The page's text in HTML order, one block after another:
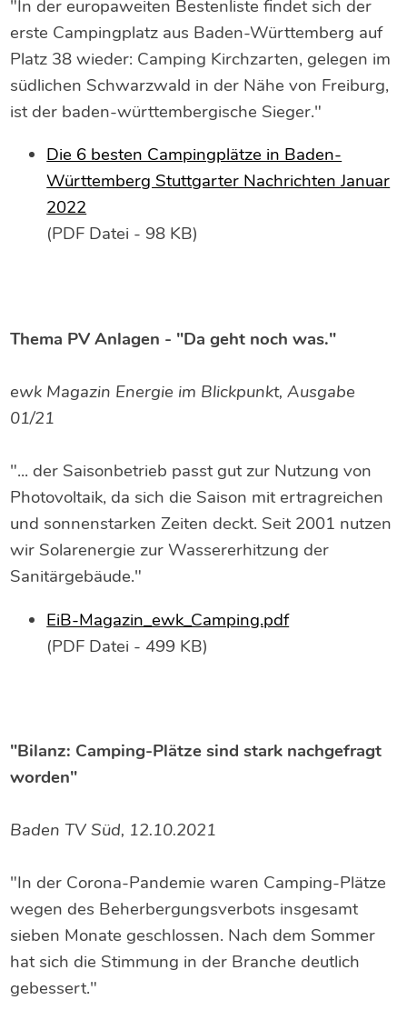
"In der europaweiten Bestenliste findet sich der
erste Campingplatz aus Baden-Württemberg auf
Platz 38 wieder: Camping Kirchzarten, gelegen im
südlichen Schwarzwald in der Nähe von Freiburg,
ist der baden-württembergische Sieger."
Die 6 besten Campingplätze in Baden-
Württemberg Stuttgarter Nachrichten Januar
2022
(PDF Datei - 98 KB)
Thema PV Anlagen - "Da geht noch was."
ewk Magazin Energie im Blickpunkt, Ausgabe
01/21
"... der Saisonbetrieb passt gut zur Nutzung von
Photovoltaik, da sich die Saison mit ertragreichen
und sonnenstarken Zeiten deckt. Seit 2001 nutzen
wir Solarenergie zur Wassererhitzung der
Sanitärgebäude."
EiB-Magazin_ewk_Camping.pdf
(PDF Datei - 499 KB)
"Bilanz: Camping-Plätze sind stark nachgefragt
worden"
Baden TV Süd, 12.10.2021
"In der Corona-Pandemie waren Camping-Plätze
wegen des Beherbergungsverbots insgesamt
sieben Monate geschlossen. Nach dem Sommer
hat sich die Stimmung in der Branche deutlich
gebessert."